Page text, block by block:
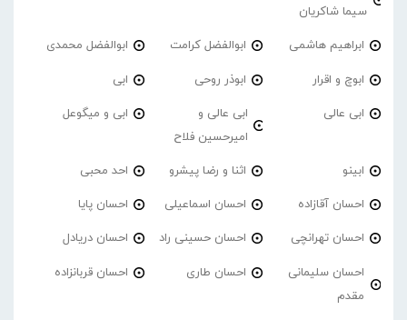
سیما شاکریان
ابراهیم هاشمی ابوالفضل کرامت ابوالفضل محمدی
ابوچ و اقرار ابوذر روحی ابی
ابی عالی
ابی عالی و
امیرحسین فلاح
ابی و میگوعل
ابینو اثنا و رضا پیشرو احد محبی
احسان آقازاده احسان اسماعیلی احسان پایا
احسان تهرانچی احسان حسینی راد احسان دریادل
احسان سلیمانی
مقدم
احسان طاری احسان قربانزاده